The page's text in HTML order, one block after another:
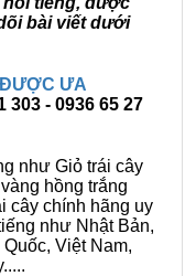
bài viết dưới
ƯA
303 - 0936 65 27
như Giỏ trái cây
hồng trắng
cây chính hãng uy
như Nhật Bản,
Việt Nam,